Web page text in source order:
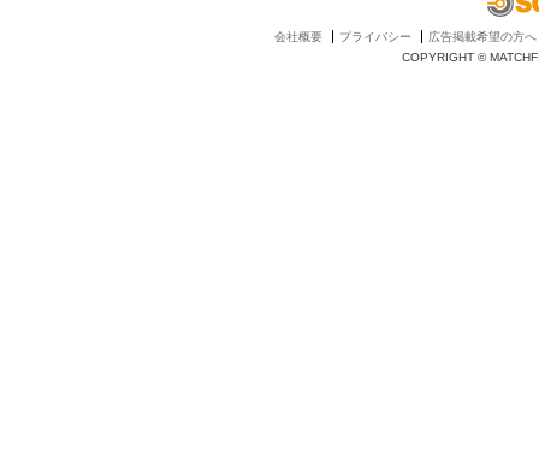
会社概要 プライバシー
広告掲載希望の方へ
COPYRIGHT ©